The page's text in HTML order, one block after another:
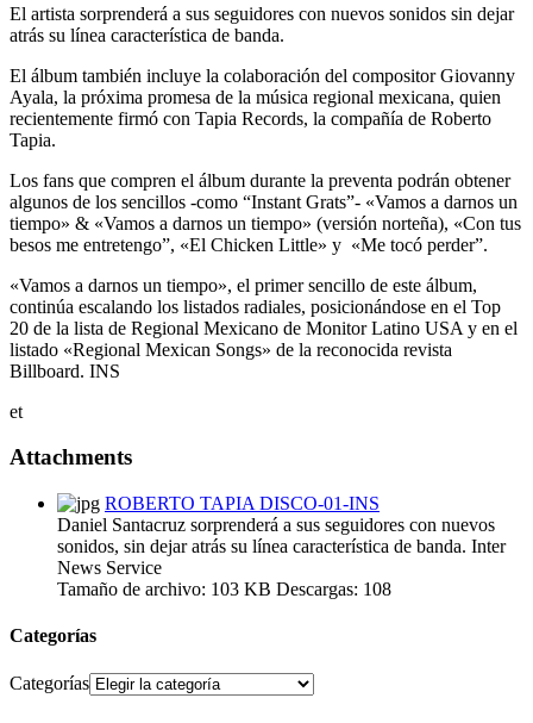
El artista sorprenderá a sus seguidores con nuevos sonidos sin dejar
atrás su línea característica de banda.
El álbum también incluye la colaboración del compositor Giovanny
Ayala, la próxima promesa de la música regional mexicana, quien
recientemente firmó con Tapia Records, la compañía de Roberto
Tapia.
Los fans que compren el álbum durante la preventa podrán obtener
algunos de los sencillos -como “Instant Grats”- «Vamos a darnos un
tiempo» & «Vamos a darnos un tiempo» (versión norteña), «Con tus
besos me entretengo”, «El Chicken Little» y «Me tocó perder”.
«Vamos a darnos un tiempo», el primer sencillo de este álbum,
continúa escalando los listados radiales, posicionándose en el Top
20 de la lista de Regional Mexicano de Monitor Latino USA y en el
listado «Regional Mexican Songs» de la reconocida revista
Billboard. INS
et
Attachments
ROBERTO TAPIA DISCO-01-INS
Daniel Santacruz sorprenderá a sus seguidores con nuevos
sonidos, sin dejar atrás su línea característica de banda. Inter
News Service
Tamaño de archivo: 103 KB Descargas: 108
Categorías
Categorías